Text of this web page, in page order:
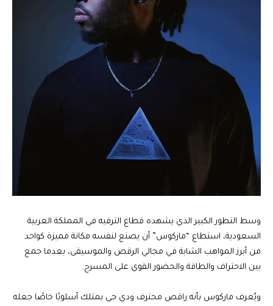
وسط التطور الكبير الذي يشهده قطاع الترفيه في المملكة العربية
السعودية، استطاع “ماركوس” أن يصنع لنفسه مكانة مميزة كواحد
من أبرز المواهب الشابة في مجالي الرقص والموسيقى، بعدما جمع
بين الاحتراف والطاقة والحضور القوي على المسرح.
ويُعرف ماركوس بأنه راقص محترف ودي جي يمتلك أسلوبًا خاصًا جعله